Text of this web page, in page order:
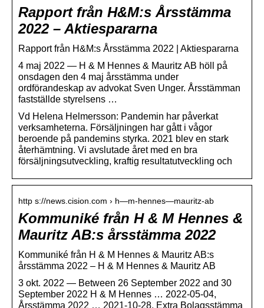
Rapport från H&M:s Årsstämma
2022 – Aktiespararna
Rapport från H&M:s Årsstämma 2022 | Aktiespararna
4 maj 2022 — H & M Hennes & Mauritz AB höll på
onsdagen den 4 maj årsstämma under
ordförandeskap av advokat Sven Unger. Årsstämman
fastställde styrelsens …
Vd Helena Helmersson: Pandemin har påverkat
verksamheterna. Försäljningen har gått i vågor
beroende på pandemins styrka. 2021 blev en stark
återhämtning. Vi avslutade året med en bra
försäljningsutveckling, kraftig resultatutveckling och
http s://news.cision.com › h—m-hennes—mauritz-ab
Kommuniké från H & M Hennes &
Mauritz AB:s årsstämma 2022
Kommuniké från H & M Hennes & Mauritz AB:s
årsstämma 2022 – H & M Hennes & Mauritz AB
3 okt. 2022 — Between 26 September 2022 and 30
September 2022 H & M Hennes … 2022-05-04,
Årsstämma 2022 … 2021-10-28, Extra Bolagsstämma